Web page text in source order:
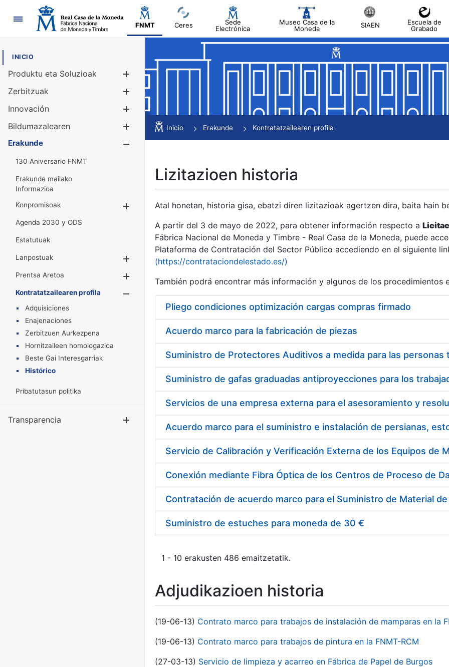
Nabigazioa
FNMT Ceres
Sede
Electrónica
Museo Casa de la
Moneda
SIAEN
Escuela de
Grabado
INICIO
Produktu eta Soluzioak
Erakutsi/Ezkutatu
Zerbitzuak
Innovación
Bildumazalearen
Erakutsi/Ezkutatu
Erakunde
130 Aniversario FNMT
Erakunde mailako
Informazioa
Konpromisoak
Erakutsi/Ezkutatu
Agenda 2030 y ODS
Estatutuak
Lanpostuak
Erakutsi/Ezkutatu
Prentsa Aretoa
Erakutsi/Ezkutatu
Kontratatzailearen profila
Erakutsi/Ezkutatu
Adquisiciones
Enajenaciones
Zerbitzuen Aurkezpena
Hornitzaileen homologazioa
Beste Gai Interesgarriak
Histórico
Pribatutasun politika
Transparencia Erakutsi/Ezkutatu
Inicio Erakunde Kontratatzailearen profila
Lizitazioen historia
Atal honetan, historia gisa, ebatzi diren lizitazioak agertzen dira, baita hain
A partir del 3 de mayo de 2022, para obtener información respecto a
Fábrica Nacional de Moneda y Timbre - Real Casa de la Moneda, puede
Plataforma de Contratación del Sector Público accediendo en el siguiente
(https://contrataciondelestado.es/)
También podrá encontrar más información y algunos de los procedimientos
Pliego condiciones optimización cargas compras firmado
Acuerdo marco para la fabricación de piezas
Acuerdo marco para el suministro e instalación de persianas,
Suministro de estuches para moneda de 30 €
1 - 10 erakusten 486 emaitzetatik.
Adjudikazioen historia
(19-06-13) Contrato marco para trabajos de instalación de mamparas en la
(19-06-13) Contrato marco para trabajos de pintura en la FNMT-RCM
(27-03-13) Servicio de limpieza y acarreo en Fábrica de Papel de Burgos